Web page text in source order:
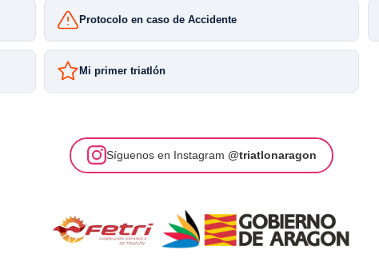
Protocolo en caso de Accidente
Mi primer triatlón
Síguenos en Instagram @triatlonaragon